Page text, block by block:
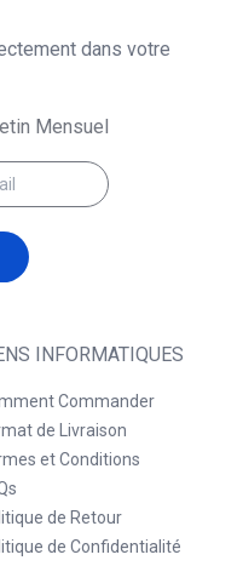
INFORMATIQUES
Commander
de Livraison
et Conditions
de Retour
de Confidentialité
dans votre
Mensuel